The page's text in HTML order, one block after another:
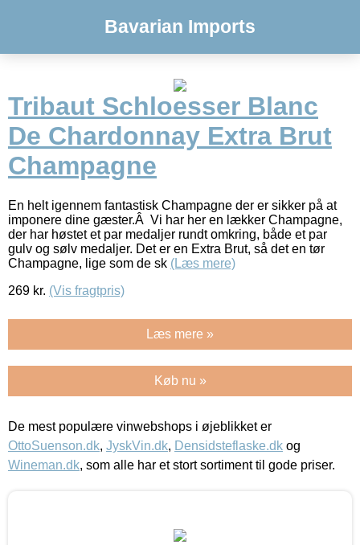
Bavarian Imports
Tribaut Schloesser Blanc
De Chardonnay Extra Brut
Champagne
En helt igennem fantastisk Champagne der er sikker på at
imponere dine gæster.Â Vi har her en lækker Champagne,
der har høstet et par medaljer rundt omkring, både et par
gulv og sølv medaljer. Det er en Extra Brut, så det en tør
Champagne, lige som de sk (Læs mere)
269 kr. (Vis fragtpris)
Læs mere »
Køb nu »
De mest populære vinwebshops i øjeblikket er
OttoSuenson.dk, JyskVin.dk, Densidsteflaske.dk og
Wineman.dk, som alle har et stort sortiment til gode priser.